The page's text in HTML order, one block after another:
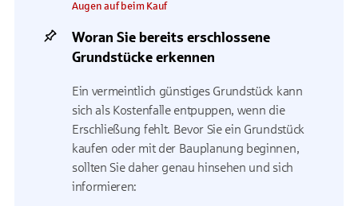
Augen auf beim Kauf
Woran Sie bereits erschlossene
Grundstücke erkennen
Ein vermeintlich günstiges Grundstück kann
sich als Kostenfalle entpuppen, wenn die
Erschließung fehlt. Bevor Sie ein Grundstück
kaufen oder mit der Bauplanung beginnen,
sollten Sie daher genau hinsehen und sich
informieren: